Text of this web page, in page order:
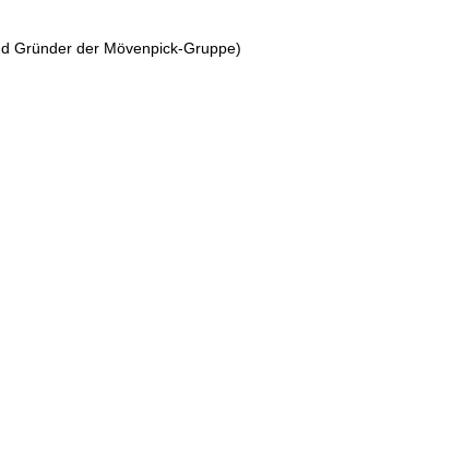
Gründer der Mövenpick-Gruppe)